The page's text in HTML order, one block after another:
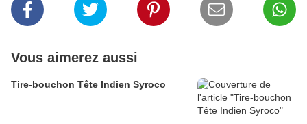
Vous aimerez aussi
Tire-bouchon Tête Indien Syroco